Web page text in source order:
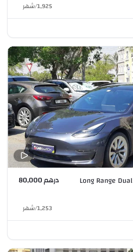
1,925
/شهر
درهم 80,000
1,253
/شهر